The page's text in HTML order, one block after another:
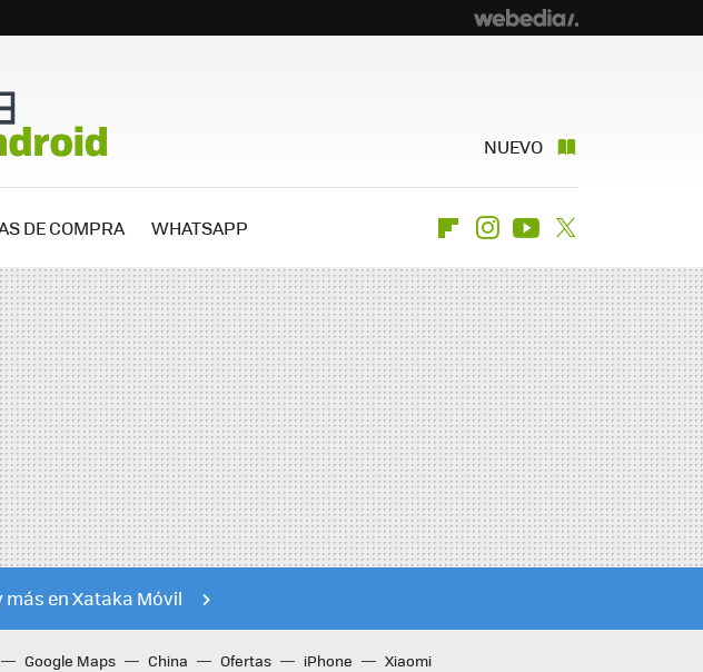
NUEVO
DE COMPRA WHATSAPP FlipboardInstagramYoutube
más en Xataka Móvil
Google Maps China Ofertas iPhone Xiaomi